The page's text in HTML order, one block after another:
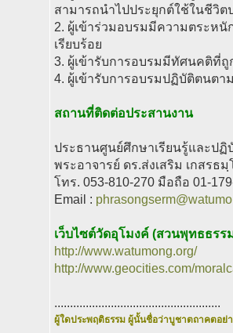
สามารถนำไปประยุกต์ใช้ในชีวิต
2. ผู้เข้าร่วมอบรมมีความตระห
เรียบร้อย
3. ผู้เข้ารับการอบรมมีทัศนคติที่
4. ผู้เข้ารับการอบรมปฏิบัติตนต
สถานที่ติดต่อประสานงาน
ประธานศูนย์ศึกษาเรียนรู้และป
พระอาจารย์ ดร.ส่งเสริม เกสรธมฺ
โทร. 053-810-270 มือถือ 01-
Email :
เว็บไซต์วัดอุโมงค์ (สวนพุทธธรร
http://www.watumong.org/
http://www.geocities.com/
.....................................................
ผู้ใดประพฤติธรรม ผู้นั้นชื่อว่าบูชาตถาคตอย่า